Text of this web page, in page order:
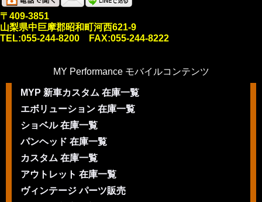
〒409-3851
山梨県中巨摩郡昭和町河西621-9
TEL:055-244-8200 FAX:055-244-8222
MY Performance モバイルコンテンツ
MYP 新車カスタム 在庫一覧
エボリューション 在庫一覧
ショベル 在庫一覧
パンヘッド 在庫一覧
カスタム 在庫一覧
アウトレット 在庫一覧
ヴィンテージ パーツ販売